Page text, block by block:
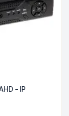
- IP